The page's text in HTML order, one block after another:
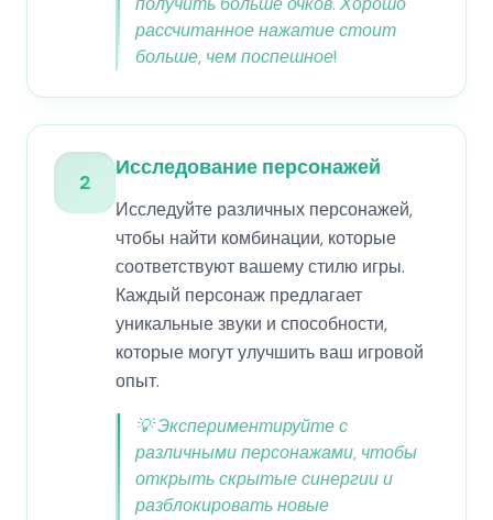
рассчитанное нажатие стоит
больше, чем поспешное!
2
Исследование персонажей
Исследуйте различных персонажей,
чтобы найти комбинации, которые
соответствуют вашему стилю игры.
Каждый персонаж предлагает
уникальные звуки и способности,
которые могут улучшить ваш игровой
опыт.
💡Экспериментируйте с
различными персонажами, чтобы
открыть скрытые синергии и
разблокировать новые